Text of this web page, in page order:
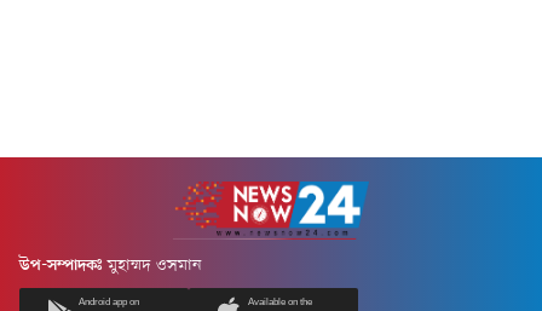
উপ-সম্পাদকঃ মুহাম্মদ ওসমান
Android app on Available on the